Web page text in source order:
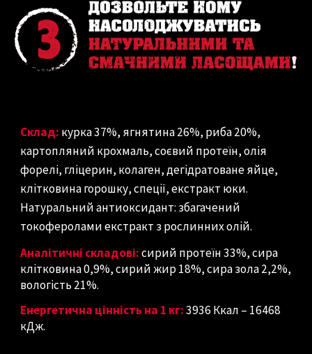
Склад: курка 37%, ягнятина 26%, риба 20%,
картопляний крохмаль, соєвий протеїн, олія
форелі, гліцерин, колаген, дегідратоване яйце,
клітковина горошку, спеції, екстракт юки.
Натуральний антиоксидант: збагачений
токоферолами екстракт з рослинних олій.
Аналітичні складові:сирий протеїн 33%, сира
клітковина 0,9%, сирий жир 18%, сира зола 2,2%,
вологість 21%.
Енергетична цінність на 1 кг:3936 Ккал – 16468
кДж.